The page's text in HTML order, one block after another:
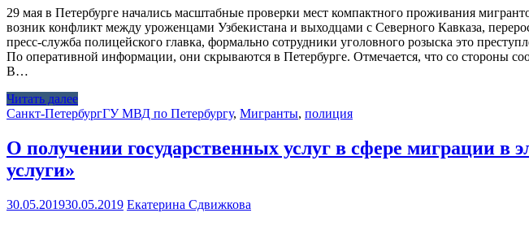
29 мая в Петербурге начались масштабные проверки мест компактного проживания
возник конфликт между уроженцами Узбекистана и выходцами с Северного Кавказа,
пресс-служба полицейского главка, формально сотрудники уголовного розыска это
По оперативной информации, они скрываются в Петербурге. Отмечается, что со стороны
В…
Читать далее
Санкт-ПетербургГУ МВД по Петербургу, Мигранты, полиция
О получении государственных услуг в сфере миграции в
услуги»
30.05.201930.05.2019 Екатерина Сдвижкова